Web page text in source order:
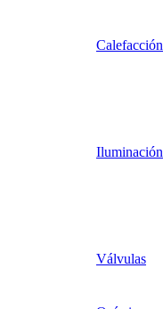
Calefacción
Iluminación
Válvulas